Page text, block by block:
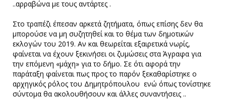
..αρραβώνα με τους αντάρτες .
Στο τραπέζι έπεσαν αρκετά ζητήματα, όπως επίσης δεν θα
μπορούσε να μη συζητηθεί και το θέμα των δημοτικών
εκλογών του 2019. Αν και θεωρείται εξαιρετικά νωρίς,
φαίνεται να έχουν ξεκινήσει οι ζυμώσεις στα Άγραφα για
την επόμενη «μάχη» για το δήμο. Σε ότι αφορά την
παράταξη φαίνεται πως προς το παρόν ξεκαθαρίστηκε ο
αρχηγικός ρόλος του Δημητρόπουλου ενώ όπως τονίστηκε
σύντομα θα ακολουθήσουν και άλλες συναντήσεις ..